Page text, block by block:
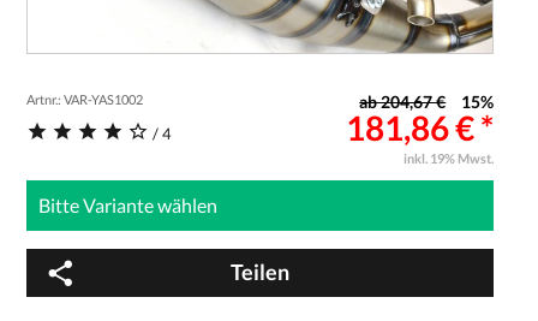
Artnr.: VAR-YAS1002 ab 204,67 € 15%
/ 4 181,86 € *
inkl. 19% Mwst.
Teilen